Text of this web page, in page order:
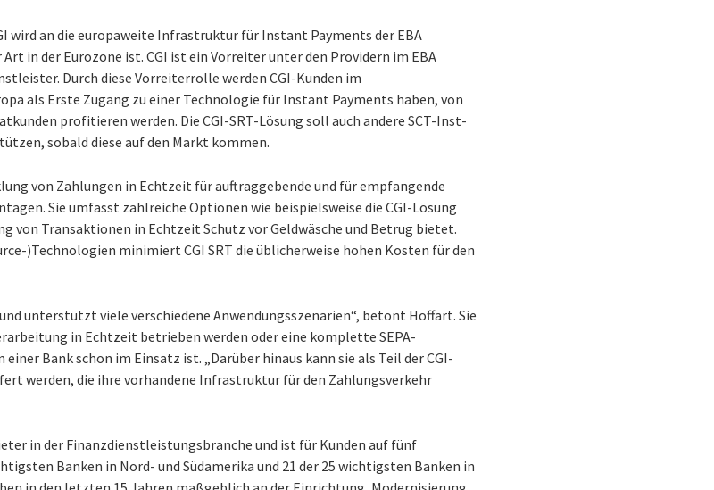
wird an die europaweite Infrastruktur für Instant Payments der EBA
Art in der Eurozone ist. CGI ist ein Vorreiter unter den Providern im EBA
Durch diese Vorreiterrolle werden CGI-Kunden im
als Erste Zugang zu einer Technologie für Instant Payments haben, von
profitieren werden. Die CGI-SRT-Lösung soll auch andere SCT-Inst-
sobald diese auf den Markt kommen.
von Zahlungen in Echtzeit für auftraggebende und für empfangende
Sie umfasst zahlreiche Optionen wie beispielsweise die CGI-Lösung
von Transaktionen in Echtzeit Schutz vor Geldwäsche und Betrug bietet.
)Technologien minimiert CGI SRT die üblicherweise hohen Kosten für den
unterstützt viele verschiedene Anwendungsszenarien“, betont Hoffart. Sie
in Echtzeit betrieben werden oder eine komplette SEPA-
Bank schon im Einsatz ist. „Darüber hinaus kann sie als Teil der CGI-
werden, die ihre vorhandene Infrastruktur für den Zahlungsverkehr
in der Finanzdienstleistungsbranche und ist für Kunden auf fünf
Banken in Nord- und Südamerika und 21 der 25 wichtigsten Banken in